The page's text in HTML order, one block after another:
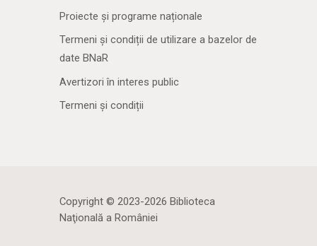
Proiecte și programe naționale
Termeni și condiții de utilizare a bazelor de
date BNaR
Avertizori în interes public
Termeni și condiții
Copyright © 2023-2026 Biblioteca
Naţională a României